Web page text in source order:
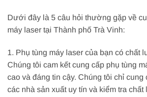
Dưới đây là 5 câu hỏi thường gặp về
máy laser tại Thành phố Trà Vinh:
1. Phụ tùng máy laser của bạn có chất
Chúng tôi cam kết cung cấp phụ tùng
cao và đáng tin cậy. Chúng tôi chỉ cung
các nhà sản xuất uy tín và kiểm tra